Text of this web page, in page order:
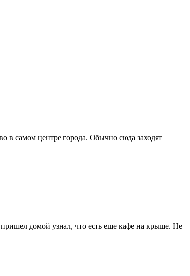
в самом центре города. Обычно сюда заходят
домой узнал, что есть еще кафе на крыше. Не